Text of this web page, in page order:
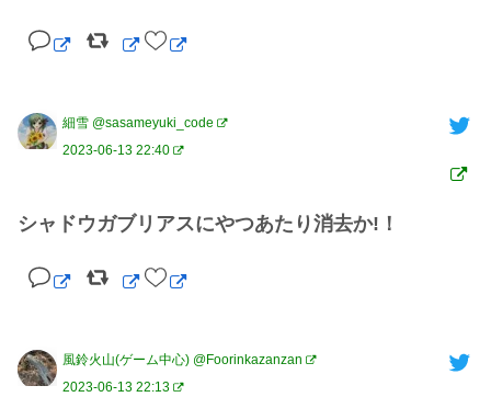
細雪 @sasameyuki_code
2023-06-13 22:40
シャドウガブリアスにやつあたり消去か!！
風鈴火山(ゲーム中心) @Foorinkazanzan
2023-06-13 22:13